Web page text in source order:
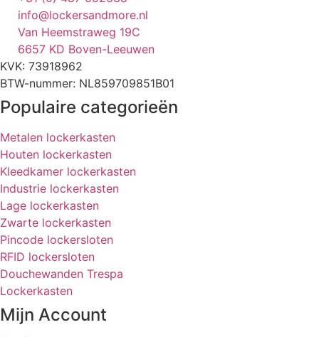
info@lockersandmore.nl
Van Heemstraweg 19C
6657 KD Boven-Leeuwen
KVK: 73918962
BTW-nummer: NL859709851B01
Populaire categorieën
Metalen lockerkasten
Houten lockerkasten
Kleedkamer lockerkasten
Industrie lockerkasten
Lage lockerkasten
Zwarte lockerkasten
Pincode lockersloten
RFID lockersloten
Douchewanden Trespa
Lockerkasten
Mijn Account